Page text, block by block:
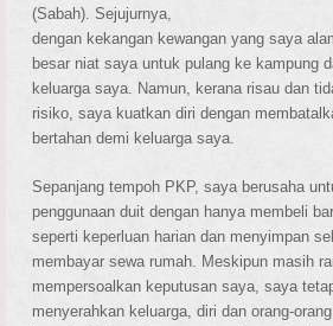
(Sabah). Sejujurnya,
dengan kekangan kewangan yang saya
besar niat saya untuk pulang ke kampung
keluarga saya. Namun, kerana risau dan
risiko, saya kuatkan diri dengan
bertahan demi keluarga saya.
Sepanjang tempoh PKP, saya berusaha
penggunaan duit dengan hanya membeli
seperti keperluan harian dan menyimpan
membayar sewa rumah. Meskipun masih
mempersoalkan keputusan saya, saya
menyerahkan keluarga, diri dan orang-